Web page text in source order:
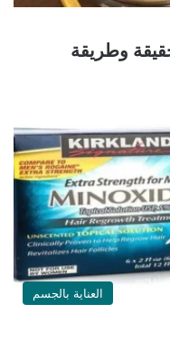
وطريقة
العناية بالجسم